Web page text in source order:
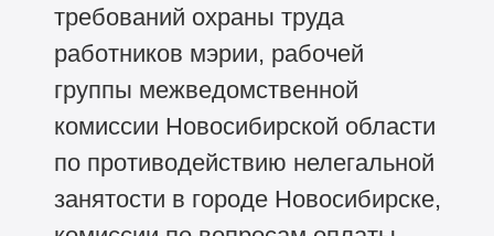
требований охраны труда
работников мэрии, рабочей
группы межведомственной
комиссии Новосибирской области
по противодействию нелегальной
занятости в городе Новосибирске,